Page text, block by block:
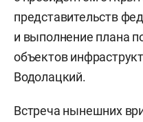
представительств
и выполнение плана
объектов
Водолацкий.
Встреча нынешних